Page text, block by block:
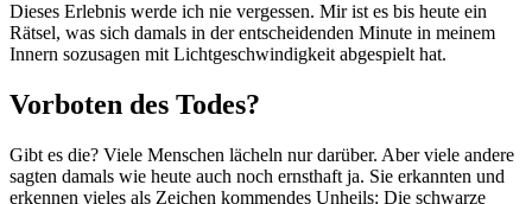
Dieses Erlebnis werde ich nie vergessen. Mir ist es bis heute ein
Rätsel, was sich damals in der entscheidenden Minute in meinem
Innern sozusagen mit Lichtgeschwindigkeit abgespielt hat.
Vorboten des Todes?
Gibt es die? Viele Menschen lächeln nur darüber. Aber viele andere
sagten damals wie heute auch noch ernsthaft ja. Sie erkannten und
erkennen vieles als Zeichen kommendes Unheils: Die schwarze